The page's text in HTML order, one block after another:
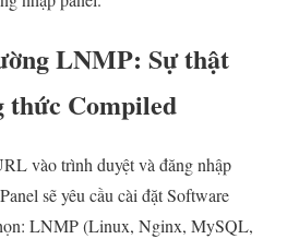
LNMP: Sự thật
thức Compiled
vào trình duyệt và đăng nhập
sẽ yêu cầu cài đặt Software
LNMP (Linux, Nginx, MySQL,